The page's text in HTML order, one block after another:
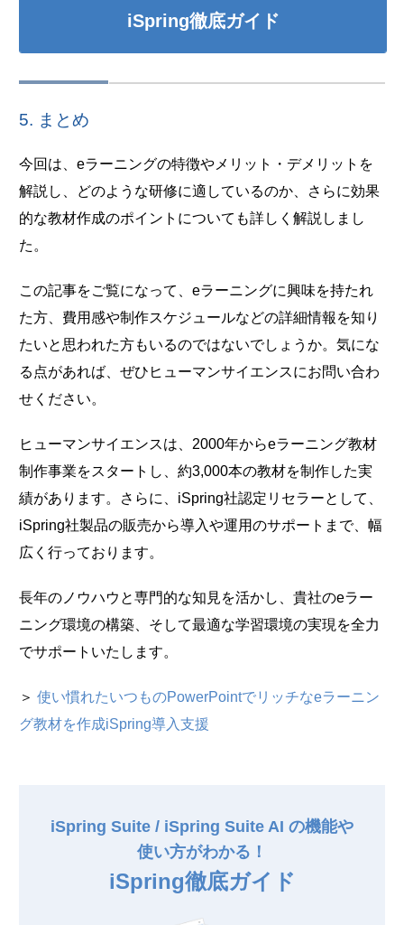
iSpring徹底ガイド
5. まとめ
今回は、eラーニングの特徴やメリット・デメリットを
解説し、どのような研修に適しているのか、さらに効果
的な教材作成のポイントについても詳しく解説しまし
た。
この記事をご覧になって、eラーニングに興味を持たれ
た方、費用感や制作スケジュールなどの詳細情報を知り
たいと思われた方もいるのではないでしょうか。気にな
る点があれば、ぜひヒューマンサイエンスにお問い合わ
せください。
ヒューマンサイエンスは、2000年からeラーニング教材
制作事業をスタートし、約3,000本の教材を制作した実
績があります。さらに、iSpring社認定リセラーとして、
iSpring社製品の販売から導入や運用のサポートまで、幅
広く行っております。
長年のノウハウと専門的な知見を活かし、貴社のeラー
ニング環境の構築、そして最適な学習環境の実現を全力
でサポートいたします。
＞ 使い慣れたいつものPowerPointでリッチなeラーニン
グ教材を作成iSpring導入支援
iSpring Suite / iSpring Suite AI の機能や
使い方がわかる！
iSpring徹底ガイド